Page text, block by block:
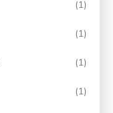
(1)
(1)
(1)
(1)